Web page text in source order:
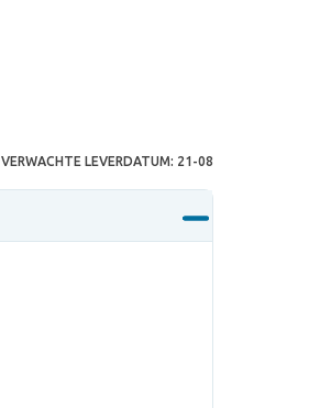
VERWACHTE LEVERDATUM: 21-08